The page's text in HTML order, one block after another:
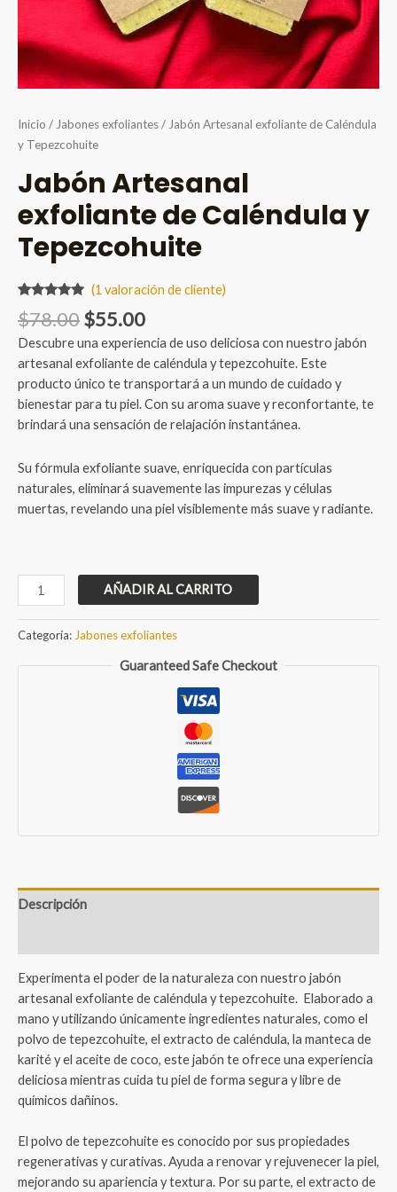
Inicio /Jabones exfoliantes/ Jabón Artesanal exfoliante de Caléndula
y Tepezcohuite
Jabón Artesanal
exfoliante de Caléndula y
Tepezcohuite
Valorado
5.00sobre
5 basado
en
1
puntuación
de cliente
(1 valoración de cliente)
$78.00Original
price
was:
$78.00.
$55.00Current
price
is:
$55.00.
Descubre una experiencia de uso deliciosa con nuestro jabón
artesanal exfoliante de caléndula y tepezcohuite. Este
producto único te transportará a un mundo de cuidado y
bienestar para tu piel. Con su aroma suave y reconfortante, te
brindará una sensación de relajación instantánea.
Su fórmula exfoliante suave, enriquecida con partículas
naturales, eliminará suavemente las impurezas y células
muertas, revelando una piel visiblemente más suave y radiante.
Jabón
Artesanal
exfoliante
Caléndula
AÑADIR AL CARRITO
Categoría:Jabones exfoliantes
Guaranteed Safe Checkout
Descripción
Experimenta el poder de la naturaleza con nuestro jabón
artesanal exfoliante de caléndula y tepezcohuite. Elaborado a
mano y utilizando únicamente ingredientes naturales, como el
polvo de tepezcohuite, el extracto de caléndula, la manteca de
karité y el aceite de coco, este jabón te ofrece una experiencia
deliciosa mientras cuida tu piel de forma segura y libre de
químicos dañinos.
El polvo de tepezcohuite es conocido por sus propiedades
regenerativas y curativas. Ayuda a renovar y rejuvenecer la piel,
mejorando su apariencia y textura. Por su parte, el extracto de